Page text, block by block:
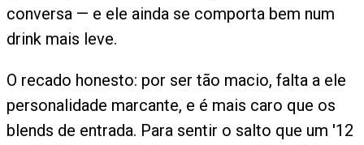
conversa — e ele ainda se comporta bem num
drink mais leve.
O recado honesto: por ser tão macio, falta a ele
personalidade marcante, e é mais caro que os
blends de entrada. Para sentir o salto que um '12